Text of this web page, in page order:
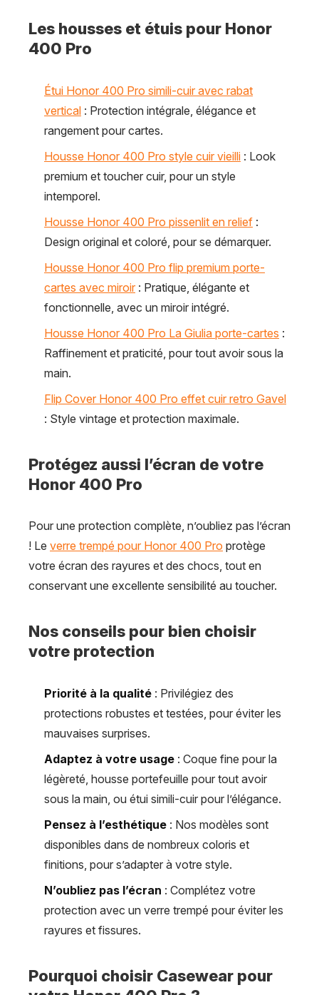
Les housses et étuis pour Honor
400 Pro
Étui Honor 400 Pro simili-cuir avec rabat
vertical : Protection intégrale, élégance et
rangement pour cartes.
Housse Honor 400 Pro style cuir vieilli : Look
premium et toucher cuir, pour un style
intemporel.
Housse Honor 400 Pro pissenlit en relief :
Design original et coloré, pour se démarquer.
Housse Honor 400 Pro flip premium porte-
cartes avec miroir : Pratique, élégante et
fonctionnelle, avec un miroir intégré.
Housse Honor 400 Pro La Giulia porte-cartes :
Raffinement et praticité, pour tout avoir sous la
main.
Flip Cover Honor 400 Pro effet cuir retro Gavel
: Style vintage et protection maximale.
Protégez aussi l’écran de votre
Honor 400 Pro
Pour une protection complète, n’oubliez pas l’écran
! Le verre trempé pour Honor 400 Pro protège
votre écran des rayures et des chocs, tout en
conservant une excellente sensibilité au toucher.
Nos conseils pour bien choisir
votre protection
Priorité à la qualité : Privilégiez des
protections robustes et testées, pour éviter les
mauvaises surprises.
Adaptez à votre usage : Coque fine pour la
légèreté, housse portefeuille pour tout avoir
sous la main, ou étui simili-cuir pour l’élégance.
Pensez à l’esthétique : Nos modèles sont
disponibles dans de nombreux coloris et
finitions, pour s’adapter à votre style.
N’oubliez pas l’écran : Complétez votre
protection avec un verre trempé pour éviter les
rayures et fissures.
Pourquoi choisir Casewear pour